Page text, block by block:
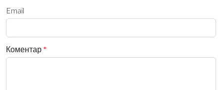
Email
Коментар *